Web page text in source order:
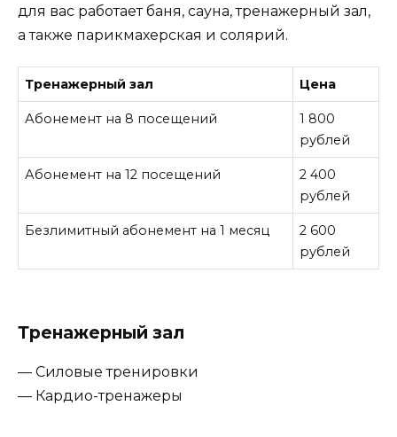
для вас работает баня, сауна, тренажерный зал,
а также парикмахерская и солярий.
Тренажерный зал Цена
Абонемент на 8 посещений
1 800
рублей
Абонемент на 12 посещений
2 400
рублей
Безлимитный абонемент на 1 месяц
2 600
рублей
Тренажерный зал
— Силовые тренировки
— Кардио-тренажеры